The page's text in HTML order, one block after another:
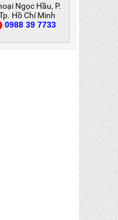
Ngọc Hầu, P.
Hồ Chí Minh
0988 39 7733